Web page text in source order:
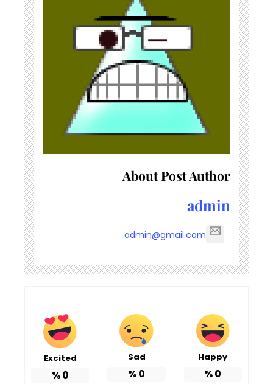
About Post Author
admin
admin@gmail.com
Happy
0
%
Sad
0
%
Excited
0
%